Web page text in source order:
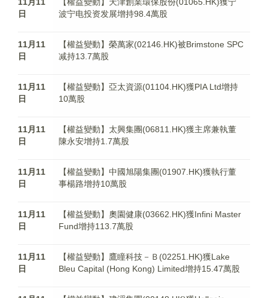
日
波宁电投资发展增持98.4萬股
11月11
日
【權益變動】榮萬家(02146.HK)被Brimstone SPC
减持13.7萬股
11月11
日
【權益變動】亞太資源(01104.HK)獲PIA Ltd增持
10萬股
11月11
日
【權益變動】太興集團(06811.HK)獲主席兼執董
陳永安增持1.7萬股
11月11
日
【權益變動】中國旭陽集團(01907.HK)獲執行董
事楊路增持10萬股
11月11
日
【權益變動】奧園健康(03662.HK)獲Infini Master
Fund增持113.7萬股
11月11
日
【權益變動】鷹瞳科技－Ｂ(02251.HK)獲Lake
Bleu Capital (Hong Kong) Limited增持15.47萬股